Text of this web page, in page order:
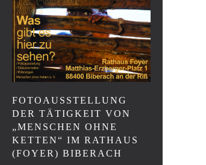
FOTOAUSSTELLUNG
DER TÄTIGKEIT VON
„MENSCHEN OHNE
KETTEN“ IM RATHAUS
(FOYER) BIBERACH